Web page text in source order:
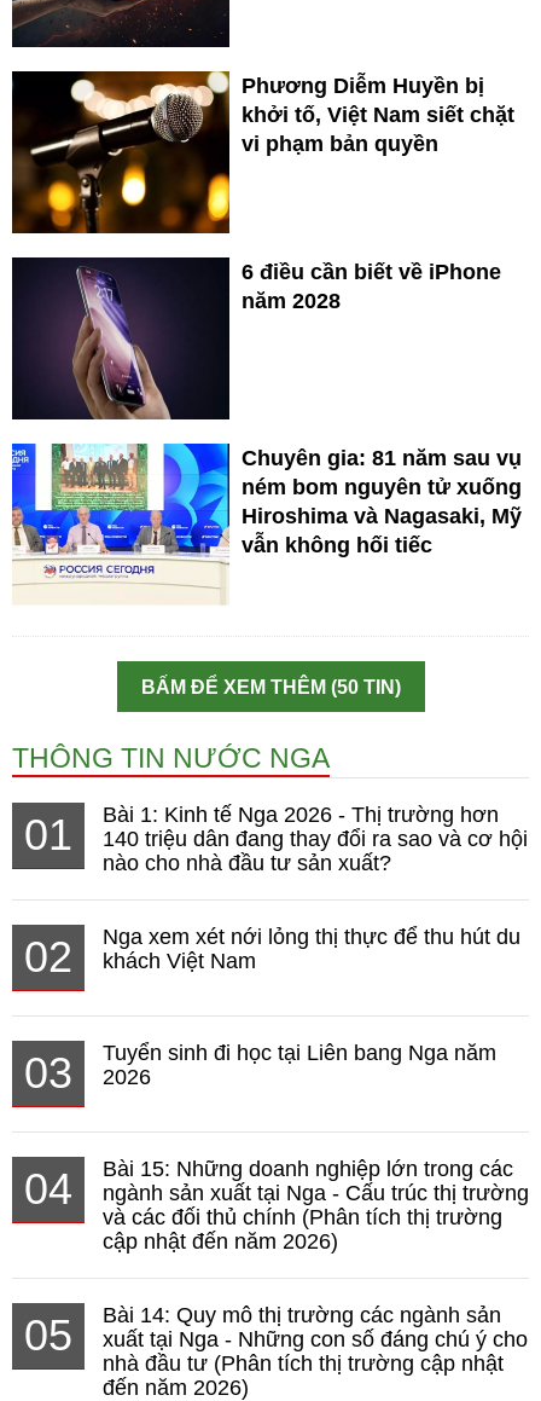
Phương Diễm Huyền bị
khởi tố, Việt Nam siết chặt
vi phạm bản quyền
6 điều cần biết về iPhone
năm 2028
Chuyên gia: 81 năm sau vụ
ném bom nguyên tử xuống
Hiroshima và Nagasaki, Mỹ
vẫn không hối tiếc
BẤM ĐỂ XEM THÊM (50 TIN)
THÔNG TIN NƯỚC NGA
01
Bài 1: Kinh tế Nga 2026 - Thị trường hơn
140 triệu dân đang thay đổi ra sao và cơ hội
nào cho nhà đầu tư sản xuất?
02
Nga xem xét nới lỏng thị thực để thu hút du
khách Việt Nam
03
Tuyển sinh đi học tại Liên bang Nga năm
2026
04
Bài 15: Những doanh nghiệp lớn trong các
ngành sản xuất tại Nga - Cấu trúc thị trường
và các đối thủ chính (Phân tích thị trường
cập nhật đến năm 2026)
05
Bài 14: Quy mô thị trường các ngành sản
xuất tại Nga - Những con số đáng chú ý cho
nhà đầu tư (Phân tích thị trường cập nhật
đến năm 2026)